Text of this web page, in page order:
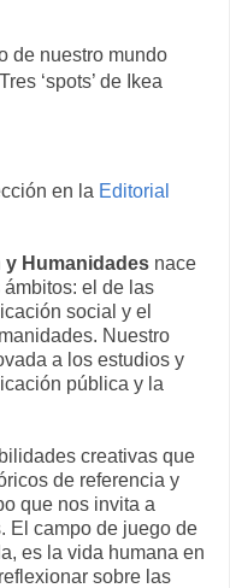
de nuestro mundo
‘spots’ de Ikea
en la Editorial
Humanidades nace
el de las
social y el
Nuestro
a los estudios y
pública y la
creativas que
de referencia y
que nos invita a
El campo de juego de
es la vida humana en
sobre las